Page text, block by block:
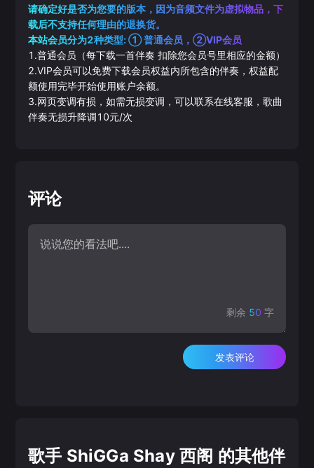
请确定好是否为您要的版本，因为音频文件为虚拟物品，下
载后不支持任何理由的退换货。
本站会员分为2种类型: ① 普通会员，②VIP会员
1.普通会员（每下载一首伴奏 扣除您会员号里相应的金额）
2.VIP会员可以免费下载会员权益内所包含的伴奏，权益配
额使用完毕开始使用账户余额。
3.网页变调有损，如需无损变调，可以联系在线客服，歌曲
伴奏无损升降调10元/次
评论
剩余 50 字
发表评论
歌手 ShiGGa Shay 西阁 的其他伴